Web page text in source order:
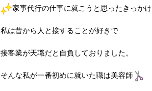
家事代行の仕事に就こうと思ったきっかけ
私は昔から人と接することが好きで
接客業が天職だと自負しておりました。
そんな私が一番初めに就いた職は美容師